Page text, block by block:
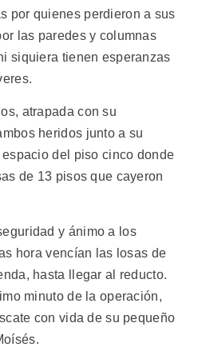
por quienes perdieron a sus
las paredes y columnas
siquiera tienen esperanzas
atrapada con su
heridos junto a su
del piso cinco donde
de 13 pisos que cayeron
y ánimo a los
hora vencían las losas de
hasta llegar al reducto.
minuto de la operación,
con vida de su pequeño